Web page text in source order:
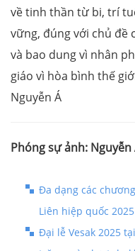
về tinh thần từ bi, trí
vững, đúng với chủ đề
và bao dung vì nhân
giáo vì hòa bình thế
Nguyễn Á
Phóng sự ảnh: Nguyễn
Đa dạng các
Liên hiệp quốc 2025
Đại lễ Vesak 2025